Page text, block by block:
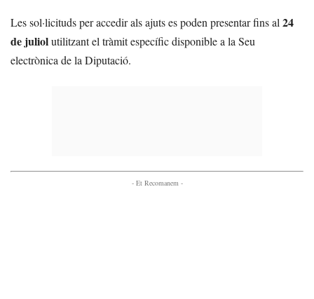
Les sol·licituds per accedir als ajuts es poden presentar fins al 24
de juliolutilitzant el tràmit específic disponible a la Seu
electrònica de la Diputació.
- Et Recomanem -